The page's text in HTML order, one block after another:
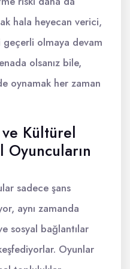
hala heyecan verici,
olmaya devam
olsanız bile,
oynamak her zaman
Kültürel
sadece şans
aynı zamanda
sosyal bağlantılar
Oyunlar